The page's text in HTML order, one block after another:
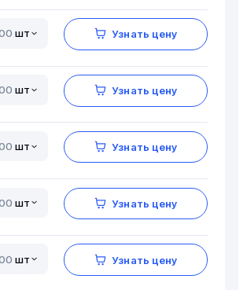
шт Узнать цену
шт Узнать цену
шт Узнать цену
шт Узнать цену
шт Узнать цену